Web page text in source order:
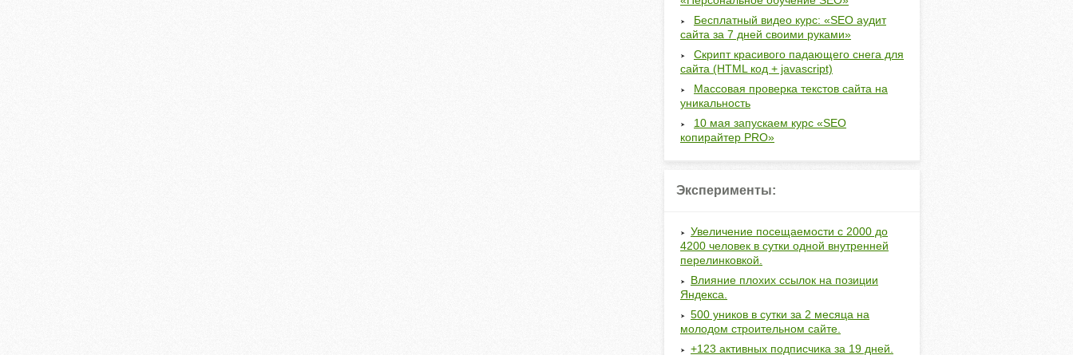
Бесплатный видео курс: «SEO аудит
сайта за 7 дней своими руками»
Скрипт красивого падающего снега для
сайта (HTML код + javascript)
Массовая проверка текстов сайта на
уникальность
10 мая запускаем курс «SEO
копирайтер PRO»
Эксперименты:
Увеличение посещаемости с 2000 до
4200 человек в сутки одной внутренней
перелинковкой.
Влияние плохих ссылок на позиции
Яндекса.
500 уников в сутки за 2 месяца на
молодом строительном сайте.
+123 активных подписчика за 19 дней.